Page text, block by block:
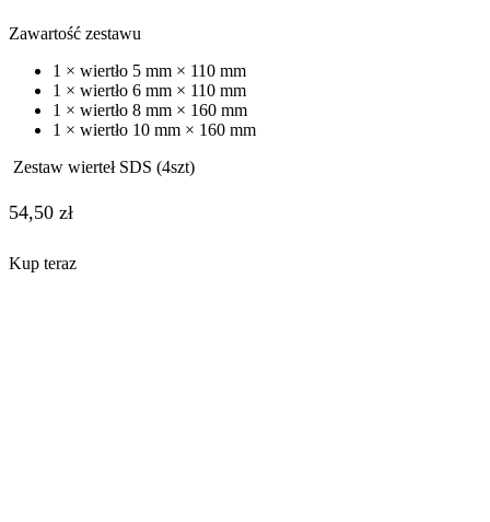
Zawartość zestawu
1 × wiertło 5 mm × 110 mm
1 × wiertło 6 mm × 110 mm
1 × wiertło 8 mm × 160 mm
1 × wiertło 10 mm × 160 mm
Zestaw wierteł SDS (4szt)
54,50 zł
Kup teraz